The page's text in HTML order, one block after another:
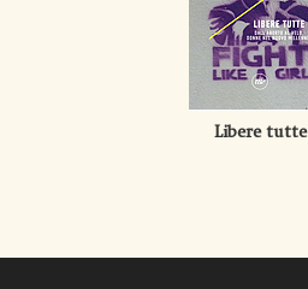
Libere tutte